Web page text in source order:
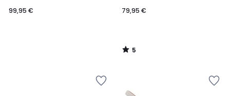
99,95 €
79,95 €
5
/